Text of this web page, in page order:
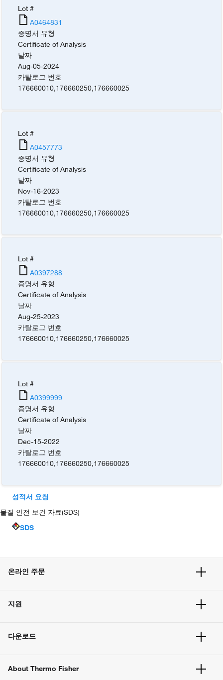
Lot #
A0464831
증명서 유형
Certificate of Analysis
날짜
Aug-05-2024
카탈로그 번호
176660010,176660250,176660025
Lot #
A0457773
증명서 유형
Certificate of Analysis
날짜
Nov-16-2023
카탈로그 번호
176660010,176660250,176660025
Lot #
A0397288
증명서 유형
Certificate of Analysis
날짜
Aug-25-2023
카탈로그 번호
176660010,176660250,176660025
Lot #
A0399999
증명서 유형
Certificate of Analysis
날짜
Dec-15-2022
카탈로그 번호
176660010,176660250,176660025
성적서 요청
물질 안전 보건 자료(SDS)
SDS
온라인 주문
주문 방법
벌크 주문
지원
고객 센터
웹사이트 개선사항
다운로드
About Thermo Fisher